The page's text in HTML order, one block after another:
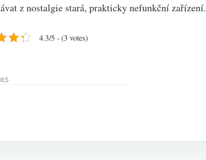
z nostalgie stará, prakticky nefunkční zařízení.
4.3/5 - (3 votes)